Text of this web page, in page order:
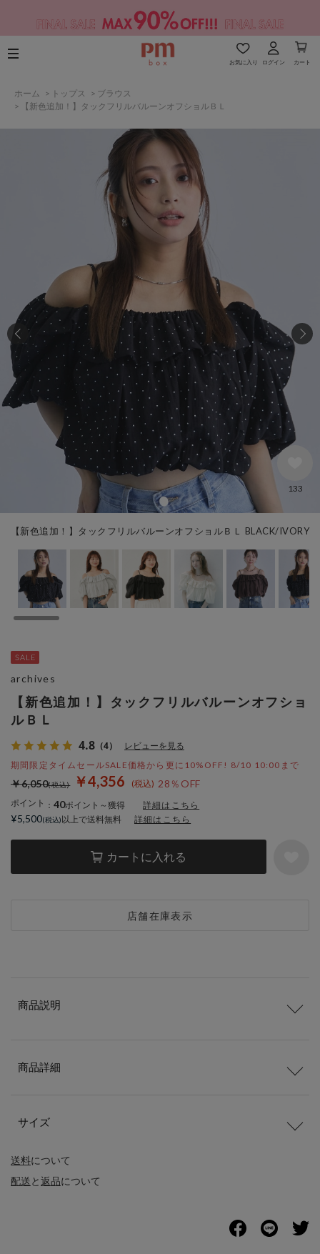
お気に入り ログイン カート
ホーム > トップス > ブラウス
>
【新色追加！】タックフリルバルーンオフショルＢＬ
【新色追加！】タックフリルバルーンオフショルＢＬ BLACK/IVORY
133
【新色追加！】タックフリルバルーンオフショ
ルＢＬ
4.8 （4） レビューを見る
期間限定タイムセールSALE価格から更に10%OFF! 8/10 10:00まで
￥4,356 28％OFF
￥6,050
ポイント ： 40ポイント～獲得 詳細はこちら
カートに入れる
店舗在庫表示
archives
¥5,500 以上で送料無料 詳細はこちら
送料について
配送と返品について
商品説明
商品詳細
サイズ